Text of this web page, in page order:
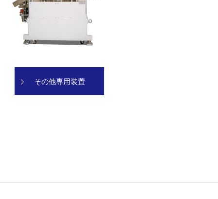
その他専用装置